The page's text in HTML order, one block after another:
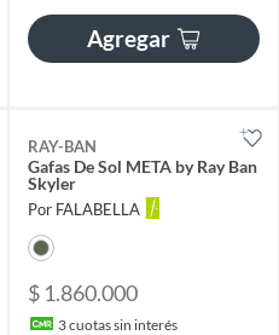
Agregar
RAY-BAN
Gafas De Sol META by Ray Ban
Skyler
Por FALABELLA
$ 1.860.000
3cuotas sin interés